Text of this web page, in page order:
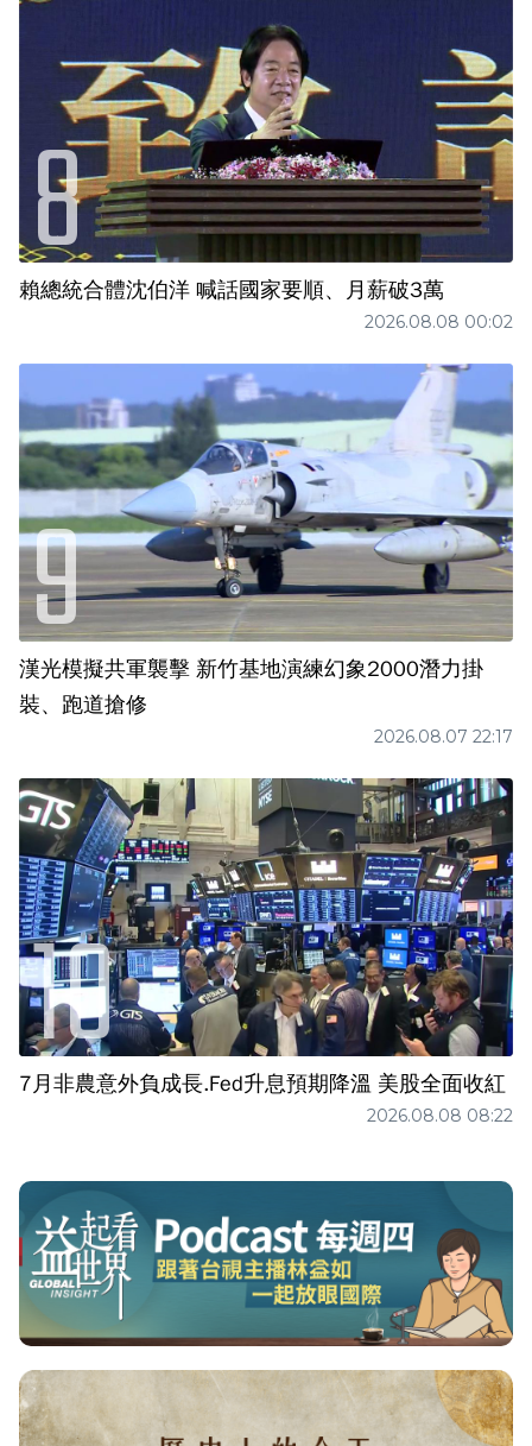
賴總統合體沈伯洋 喊話國家要順、月薪破3萬
2026.08.08 00:02
漢光模擬共軍襲擊 新竹基地演練幻象2000潛力掛
裝、跑道搶修
2026.08.07 22:17
7月非農意外負成長.Fed升息預期降溫 美股全面收紅
2026.08.08 08:22